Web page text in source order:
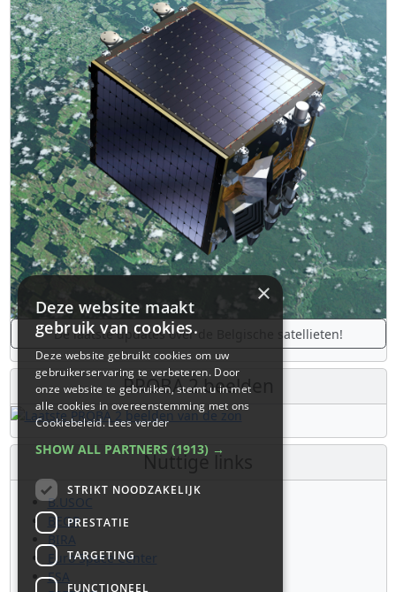
De laatste updates over de Belgische satellieten!
PROBA 2 beelden
Nuttige links
B.USOC
BEOP
BIRA
Euro Space Center
ESA
×
Deze website maakt
gebruik van cookies.
Deze website gebruikt cookies om uw
gebruikerservaring te verbeteren. Door
onze website te gebruiken, stemt u in met
alle cookies in overeenstemming met ons
Cookiebeleid.Lees verder
SHOW ALL PARTNERS (1913) →
STRIKT NOODZAKELIJK
PRESTATIE
TARGETING
FUNCTIONEEL